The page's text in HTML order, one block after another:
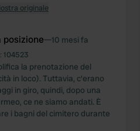
originale
posizione—10 mesi fa
104523
la prenotazione del
in loco). Tuttavia, c'erano
in giro, quindi, dopo una
ce ne siamo andati. È
i bagni del cimitero durante